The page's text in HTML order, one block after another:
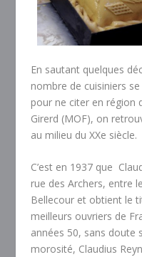
En sautant quelques
nombre de cuisiniers
pour ne citer en région
Girerd (MOF), on
au milieu du XXe siècle.
C’est en 1937 que
rue des Archers, entre
Bellecour et obtient le
meilleurs ouvriers de
années 50, sans doute
morosité, Claudius